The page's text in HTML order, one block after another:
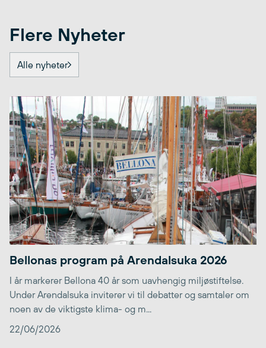
Flere Nyheter
Alle nyheter
Bellonas program på Arendalsuka 2026
I år markerer Bellona 40 år som uavhengig miljøstiftelse.
Under Arendalsuka inviterer vi til debatter og samtaler om
noen av de viktigste klima- og m...
22/06/2026